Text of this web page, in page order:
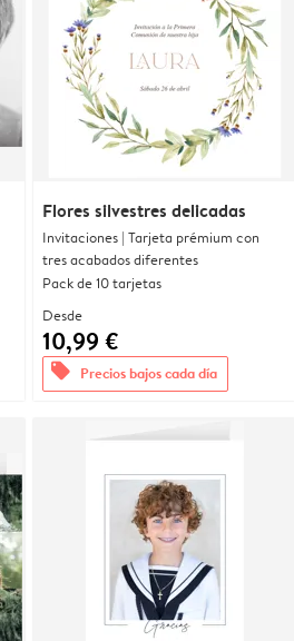
Flores silvestres delicadas
Invitaciones | Tarjeta prémium con
tres acabados diferentes
Pack de 10 tarjetas
Desde
10,99 €
offers Precios bajos cada día